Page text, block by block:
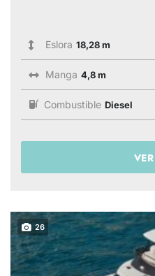
Eslora 18,28 m
Manga 4,8 m
Combustible Diesel
26